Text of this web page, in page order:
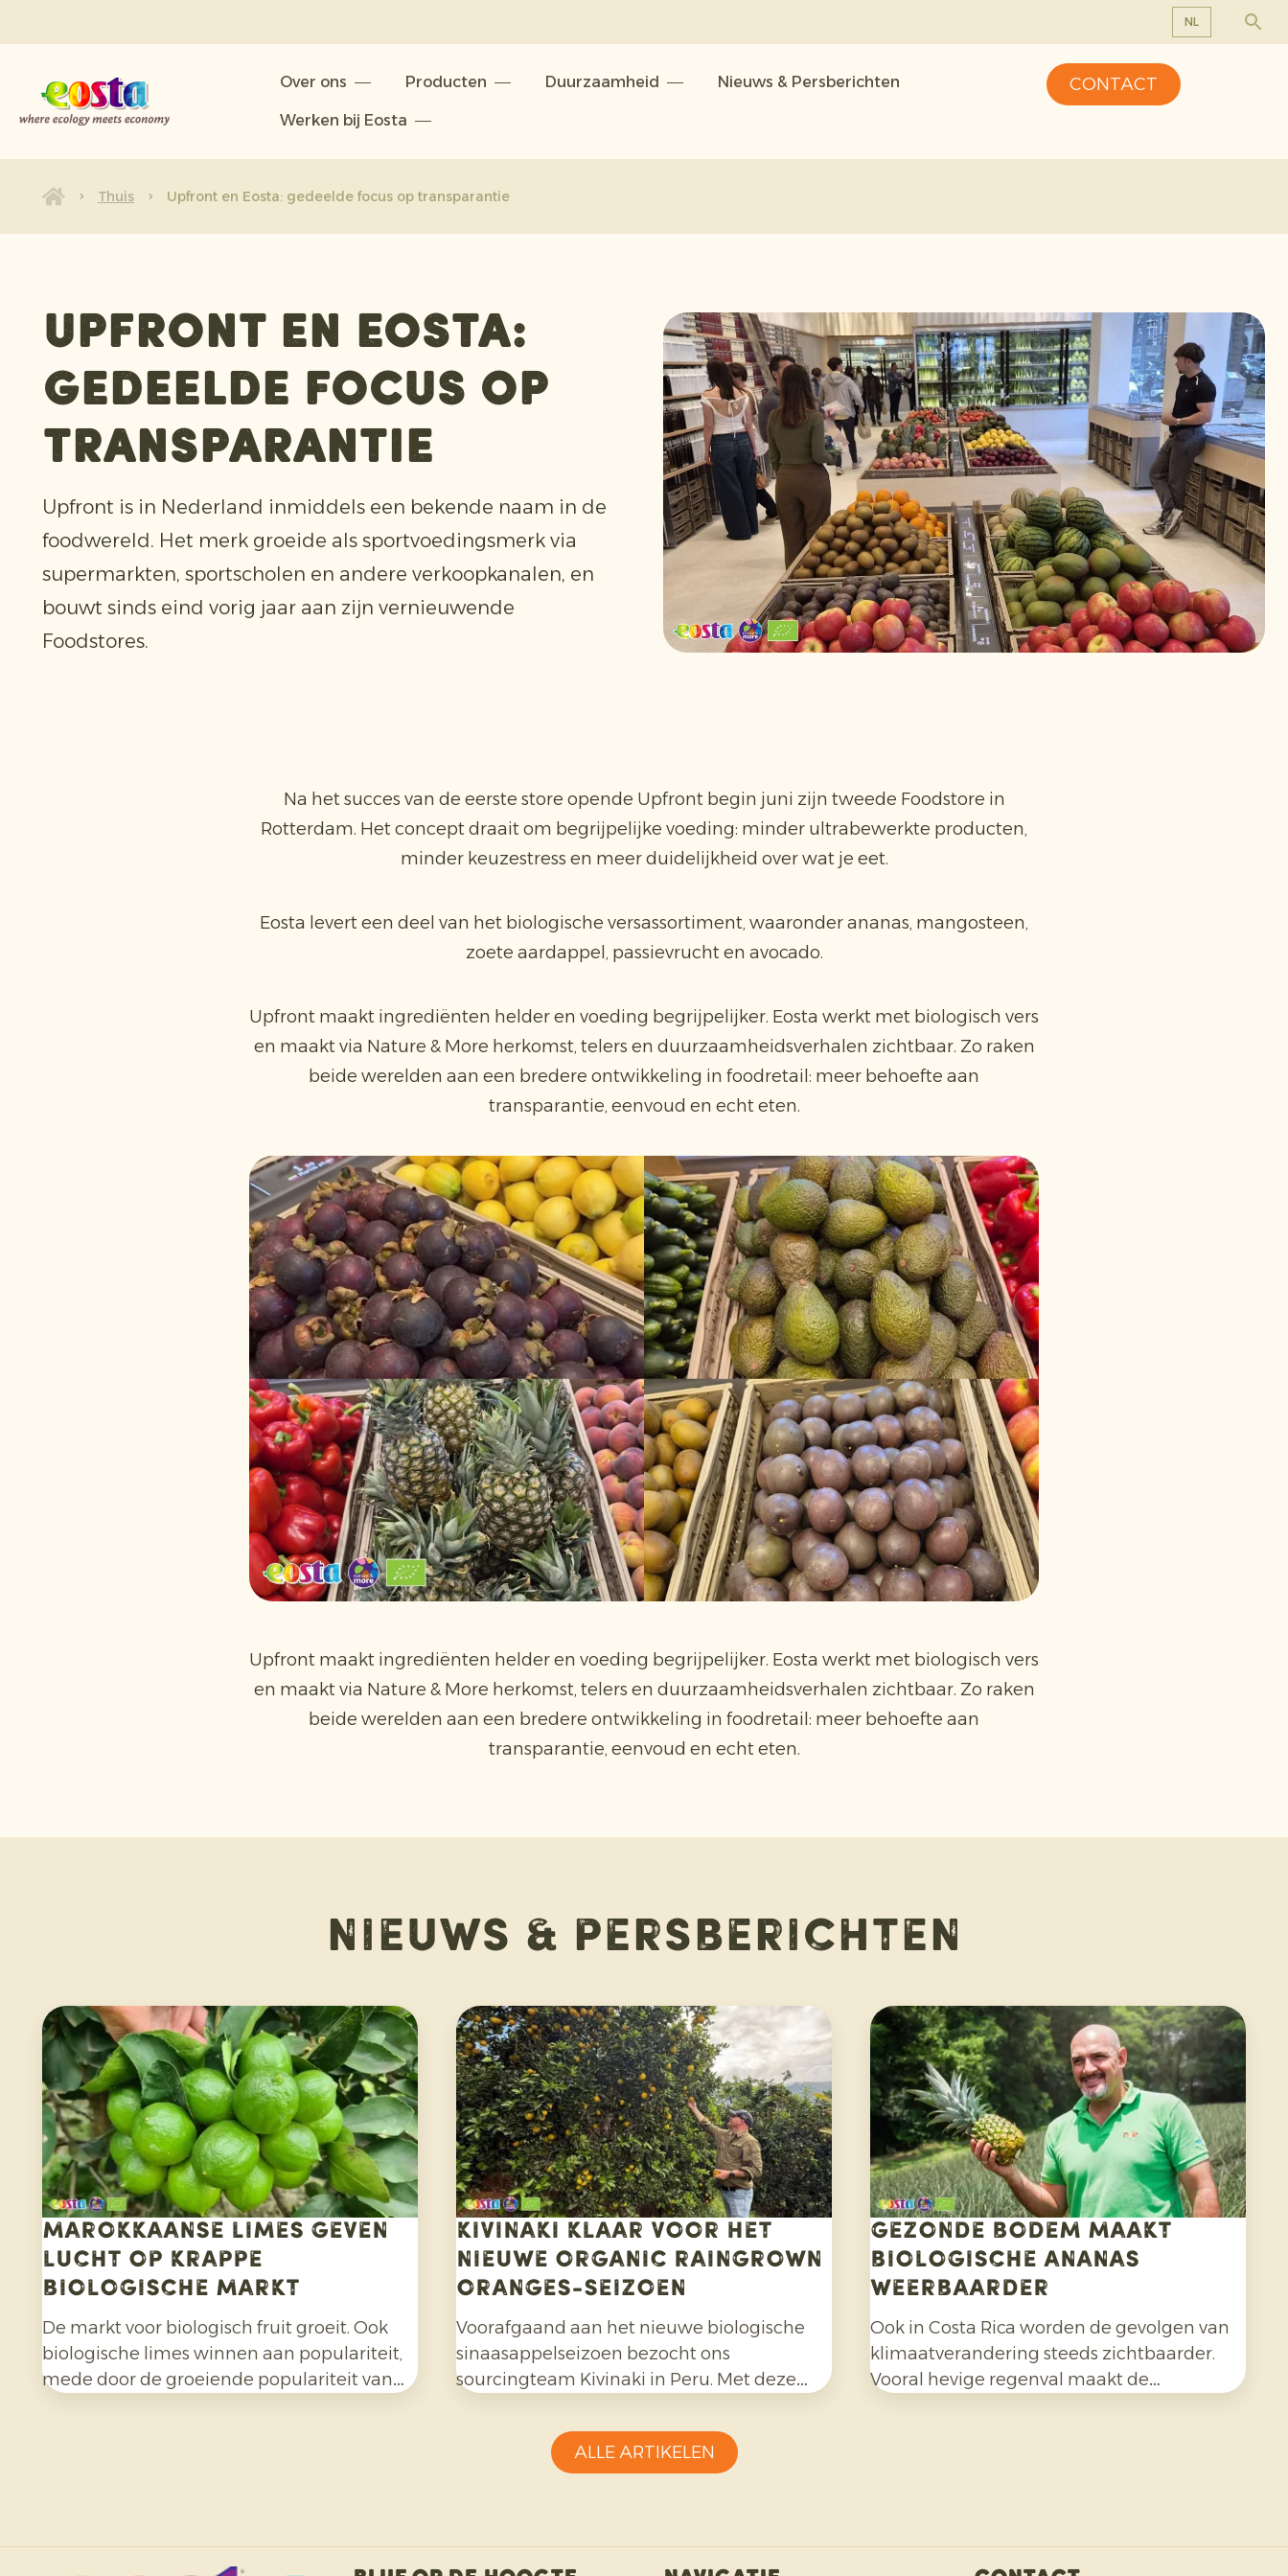
NL
NL
Over ons Producten Duurzaamheid Nieuws & Persberichten
Werken bij Eosta
Over ons
Producten
Nieuws & Persberichten
CONTACT
Thuis Upfront en Eosta: gedeelde focus op transparantie
Upfront en Eosta:
gedeelde focus op
transparantie
Upfront is in Nederland inmiddels een bekende naam in de
foodwereld. Het merk groeide als sportvoedingsmerk via
supermarkten, sportscholen en andere verkoopkanalen, en
bouwt sinds eind vorig jaar aan zijn vernieuwende
Foodstores.
Na het succes van de eerste store opende Upfront begin juni zijn tweede Foodstore in
Rotterdam. Het concept draait om begrijpelijke voeding: minder ultrabewerkte producten,
minder keuzestress en meer duidelijkheid over wat je eet.
Eosta levert een deel van het biologische versassortiment, waaronder ananas, mangosteen,
zoete aardappel, passievrucht en avocado.
Upfront maakt ingrediënten helder en voeding begrijpelijker. Eosta werkt met biologisch vers
en maakt via Nature & More herkomst, telers en duurzaamheidsverhalen zichtbaar. Zo raken
beide werelden aan een bredere ontwikkeling in foodretail: meer behoefte aan
transparantie, eenvoud en echt eten.
Upfront maakt ingrediënten helder en voeding begrijpelijker. Eosta werkt met biologisch vers
en maakt via Nature & More herkomst, telers en duurzaamheidsverhalen zichtbaar. Zo raken
beide werelden aan een bredere ontwikkeling in foodretail: meer behoefte aan
transparantie, eenvoud en echt eten.
Nieuws & persberichten
Marokkaanse limes geven
lucht op krappe
biologische markt
De markt voor biologisch fruit groeit. Ook
biologische limes winnen aan populariteit,
mede door de groeiende populariteit van
Kivinaki klaar voor het
nieuwe Organic Raingrown
Oranges-seizoen
Voorafgaand aan het nieuwe biologische
sinaasappelseizoen bezocht ons
sourcingteam Kivinaki in Peru. Met deze
vier jaar een succesvol exportprogramma
opgebouwd. Tijdens het bezoek bereidden
Gezonde bodem maakt
biologische ananas
weerbaarder
Ook in Costa Rica worden de gevolgen van
klimaatverandering steeds zichtbaarder.
Vooral hevige regenval maakt de
ALLE ARTIKELEN